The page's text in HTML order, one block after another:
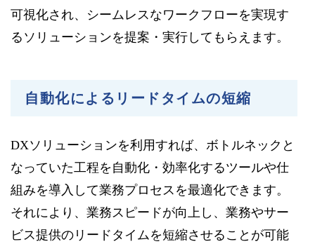
可視化され、シームレスなワークフローを実現す
るソリューションを提案・実行してもらえます。
自動化によるリードタイムの短縮
DXソリューションを利用すれば、ボトルネックと
なっていた工程を自動化・効率化するツールや仕
組みを導入して業務プロセスを最適化できます。
それにより、業務スピードが向上し、業務やサー
ビス提供のリードタイムを短縮させることが可能